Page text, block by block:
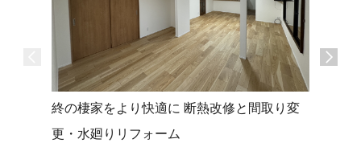
終の棲家をより快適に 断熱改修と間取り変
更・水廻りリフォーム